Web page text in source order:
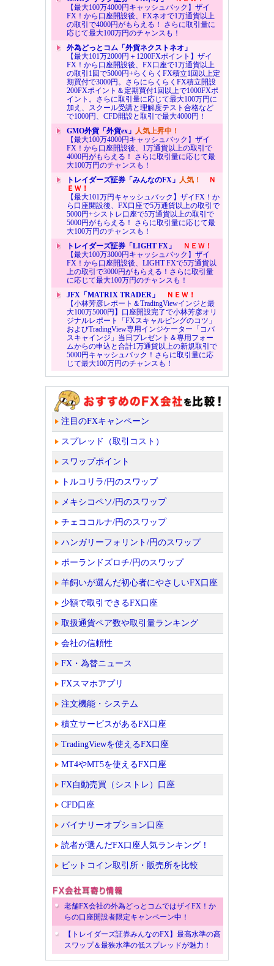
【最大100万4000円キャッシュバック】ザイ
FX！から口座開設後、FXネオで1万通貨以上
の取引で4000円がもらえる！ さらに取引量に
応じて最大100万円のチャンスも！
外為どっとコム「外貨ネクストネオ」
【最大101万2000円＋1200FXポイント】ザイ
FX！から口座開設後、FX口座で1万通貨以上
の取引1回で5000円+らくらくFX積立1回以上定
期買付で3000円。さらにらくらくFX積立開設
200FXポイント＆定期買付1回以上で1000FXポ
イント。さらに取引量に応じて最大100万円に
加え、スクール受講と理解度テスト合格など
で1000円、CFD開設と取引で最大4000円！
GMO外貨「外貨ex」 人気上昇中！
【最大100万4000円キャッシュバック】ザイ
FX！から口座開設後、1万通貨以上の取引で
4000円がもらえる！ さらに取引量に応じて最
大100万円のチャンスも！
トレイダーズ証券「みんなのFX」 人気！
Ｎ
ＥＷ！
【最大101万円キャッシュバック】ザイFX！か
ら口座開設後、FX口座で5万通貨以上の取引で
5000円+シストレ口座で5万通貨以上の取引で
5000円がもらえる！ さらに取引量に応じて最
大100万円のチャンスも！
トレイダーズ証券「LIGHT FX」
ＮＥＷ！
【最大100万3000円キャッシュバック】ザイ
FX！から口座開設後、LIGHT FXで5万通貨以
上の取引で3000円がもらえる！さらに取引量
に応じて最大100万円のチャンスも！
JFX「MATRIX TRADER」
ＮＥＷ！
【小林芳彦レポート＆TradingViewインジと最
大100万5000円】口座開設完了で小林芳彦オリ
ジナルレポート「FXスキャルピングのコツ」
およびTradingView専用インジケーター「コバ
スキャインジ」当日プレゼント＆専用フォー
ムからの申込と合計1万通貨以上の新規取引で
5000円キャッシュバック！さらに取引量に応
じて最大100万円のチャンスも！
注目のFXキャンペーン
スプレッド（取引コスト）
スワップポイント
トルコリラ/円のスワップ
メキシコペソ/円のスワップ
チェココルナ/円のスワップ
ハンガリーフォリント/円のスワップ
ポーランドズロチ/円のスワップ
羊飼いが選んだ初心者にやさしいFX口座
少額で取引できるFX口座
取扱通貨ペア数や取引量ランキング
会社の信頼性
FX・為替ニュース
FXスマホアプリ
注文機能・システム
積立サービスがあるFX口座
TradingViewを使えるFX口座
MT4やMT5を使えるFX口座
FX自動売買（シストレ）口座
CFD口座
バイナリーオプション口座
読者が選んだFX口座人気ランキング！
ビットコイン取引所・販売所を比較
老舗FX会社の外為どっとコムではザイFX！か
らの口座開設者限定キャンペーン中！
【トレイダーズ証券みんなのFX】最高水準の高
スワップ＆最狭水準の低スプレッドが魅力！